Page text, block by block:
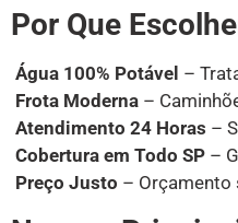
Por Que
Água 100% Potável –
Frota Moderna –
Atendimento 24 Horas –
Cobertura em Todo SP –
Preço Justo –